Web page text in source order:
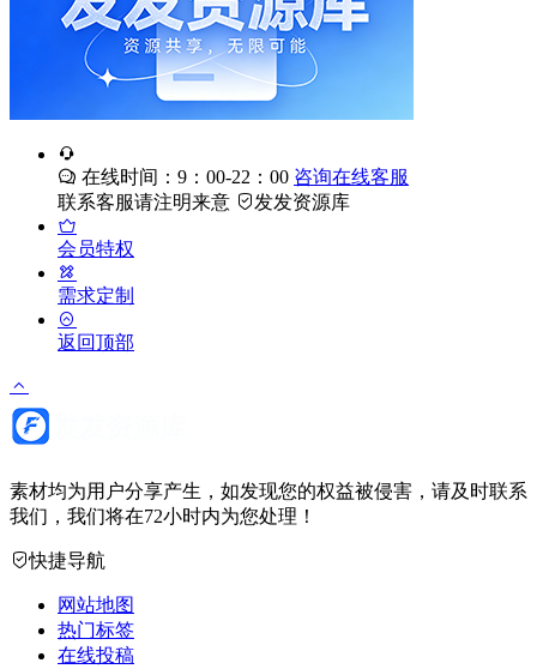
在线时间：9：00-22：00 咨询在线客服
联系客服请注明来意
发发资源库
会员特权
需求定制
返回顶部
素材均为用户分享产生，如发现您的权益被侵害，请及时联系
我们，我们将在72小时内为您处理！
快捷导航
网站地图
热门标签
在线投稿